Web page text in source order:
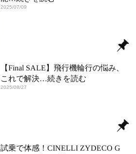
2025/07/09
【Final SALE】飛行機輪行の悩み、
これで解決…続きを読む
2025/08/27
試乗で体感！CINELLI ZYDECO G